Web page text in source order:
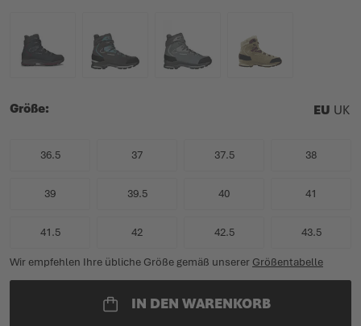
Größe EU UK
36.5 37 37.5 38
39 39.5 40 41
41.5 42 42.5 43.5
Wir empfehlen Ihre übliche Größe gemäß unserer Größentabelle
IN DEN WARENKORB